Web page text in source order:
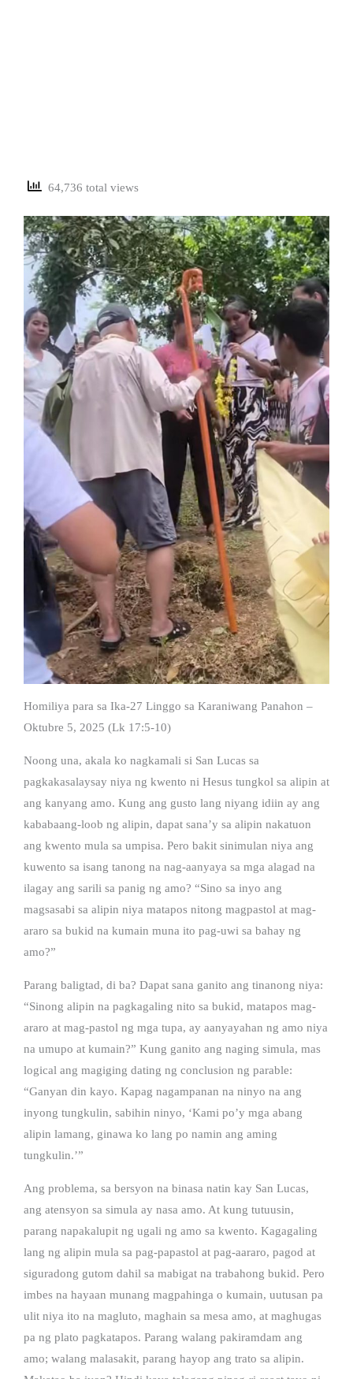
64,736 total views
Homiliya para sa Ika-27 Linggo sa Karaniwang Panahon –
Oktubre 5, 2025 (Lk 17:5-10)
Noong una, akala ko nagkamali si San Lucas sa
pagkakasalaysay niya ng kwento ni Hesus tungkol sa alipin at
ang kanyang amo. Kung ang gusto lang niyang idiin ay ang
kababaang-loob ng alipin, dapat sana’y sa alipin nakatuon
ang kwento mula sa umpisa. Pero bakit sinimulan niya ang
kuwento sa isang tanong na nag-aanyaya sa mga alagad na
ilagay ang sarili sa panig ng amo? “Sino sa inyo ang
magsasabi sa alipin niya matapos nitong magpastol at mag-
araro sa bukid na kumain muna ito pag-uwi sa bahay ng
amo?”
Parang baligtad, di ba? Dapat sana ganito ang tinanong niya:
“Sinong alipin na pagkagaling nito sa bukid, matapos mag-
araro at mag-pastol ng mga tupa, ay aanyayahan ng amo niya
na umupo at kumain?” Kung ganito ang naging simula, mas
logical ang magiging dating ng conclusion ng parable:
“Ganyan din kayo. Kapag nagampanan na ninyo na ang
inyong tungkulin, sabihin ninyo, ‘Kami po’y mga abang
alipin lamang, ginawa ko lang po namin ang aming
tungkulin.’”
Ang problema, sa bersyon na binasa natin kay San Lucas,
ang atensyon sa simula ay nasa amo. At kung tutuusin,
parang napakalupit ng ugali ng amo sa kwento. Kagagaling
lang ng alipin mula sa pag-papastol at pag-aararo, pagod at
siguradong gutom dahil sa mabigat na trabahong bukid. Pero
imbes na hayaan munang magpahinga o kumain, uutusan pa
ulit niya ito na magluto, maghain sa mesa amo, at maghugas
pa ng plato pagkatapos. Parang walang pakiramdam ang
amo; walang malasakit, parang hayop ang trato sa alipin.